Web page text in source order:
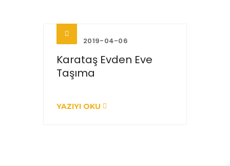
2019-04-06
Karataş Evden Eve
Taşıma
YAZIYI OKU